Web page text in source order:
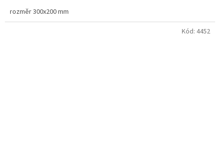
rozměr 300x200 mm
Kód: 4452